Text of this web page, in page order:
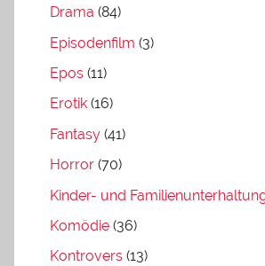
Drama (84)
Episodenfilm (3)
Epos (11)
Erotik (16)
Fantasy (41)
Horror (70)
Kinder- und
Komödie (36)
Kontrovers (13)